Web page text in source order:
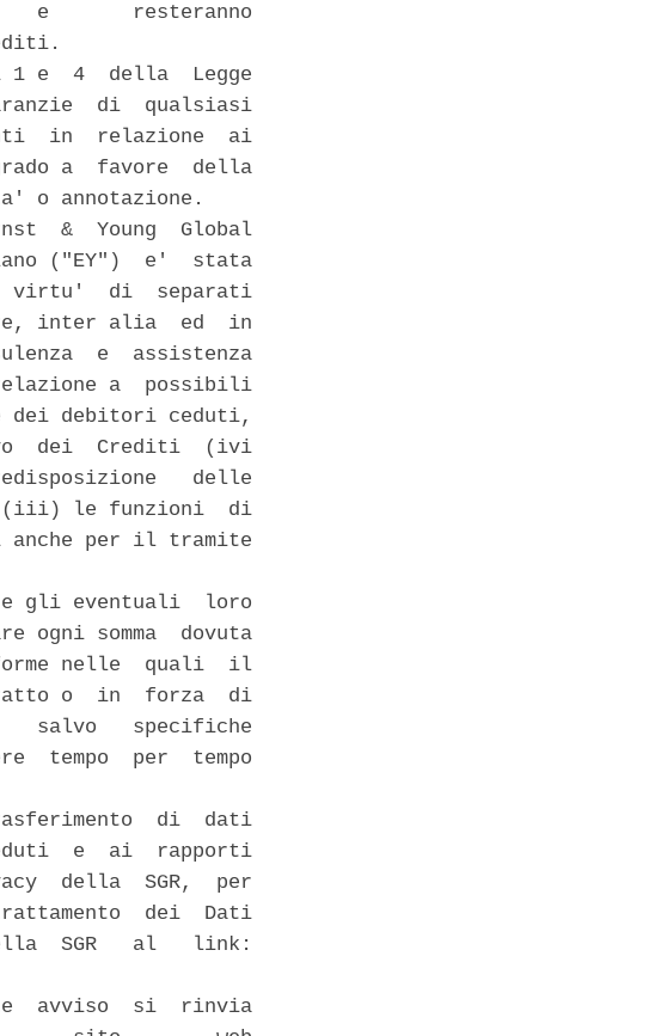
e       resteranno
1 e  4  della  Legge
di  qualsiasi
in  relazione  ai
a  favore  della
o annotazione.
&  Young  Global
("EY")  e'  stata
virtu'  di  separati
inter alia  ed  in
e  assistenza
a  possibili
debitori ceduti,
dei  Crediti  (ivi
delle
(iii) le funzioni  di
anche per il tramite
gli eventuali  loro
ogni somma  dovuta
nelle  quali  il
o  in  forza  di
salvo   specifiche
tempo  per  tempo
di  dati
e  ai  rapporti
della  SGR,  per
dei  Dati
SGR   al   link:
avviso  si  rinvia